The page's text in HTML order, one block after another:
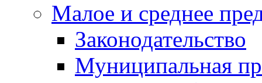
Малое и среднее
Законодательство
Муниципальная